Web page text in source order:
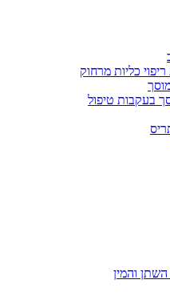
כליות מרחוק
בעקבות טיפול
והמין